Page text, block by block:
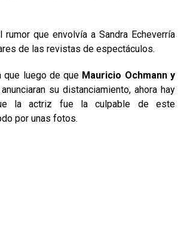
que envolvía a Sandra Echeverría
de las revistas de espectáculos.
que luego de que Mauricio Ochmann y
anunciaran su distanciamiento, ahora hay
la actriz fue la culpable de este
por unas fotos.